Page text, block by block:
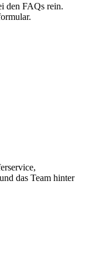
den FAQs rein.
das Team hinter